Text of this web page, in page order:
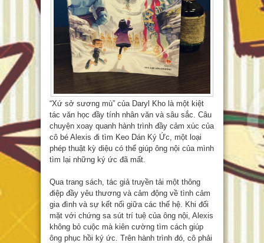
“Xứ sở sương mù” của Daryl Kho là một kiệt
tác văn học đầy tính nhân văn và sâu sắc. Câu
chuyện xoay quanh hành trình đầy cảm xúc của
cô bé Alexis đi tìm Keo Dán Ký Ức, một loại
phép thuật kỳ diệu có thể giúp ông nội của mình
tìm lại những ký ức đã mất.
Qua trang sách, tác giả truyền tải một thông
điệp đầy yêu thương và cảm động về tình cảm
gia đình và sự kết nối giữa các thế hệ. Khi đối
mặt với chứng sa sút trí tuệ của ông nội, Alexis
không bỏ cuộc mà kiên cường tìm cách giúp
ông phục hồi ký ức. Trên hành trình đó, cô phải